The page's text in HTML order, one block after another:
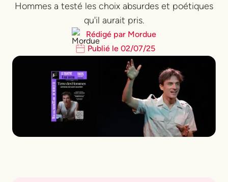
Hommes a testé les choix absurdes et poétiques
qu'il aurait pris.
Rédigé par Mordue
Publié le 02/07/25